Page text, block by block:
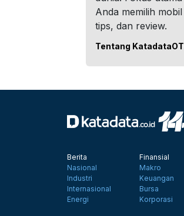
Anda memilih
tips, dan review.
Tentang
Berita
Nasional
Industri
Internasional
Energi
Finansial
Makro
Keuangan
Bursa
Korporasi